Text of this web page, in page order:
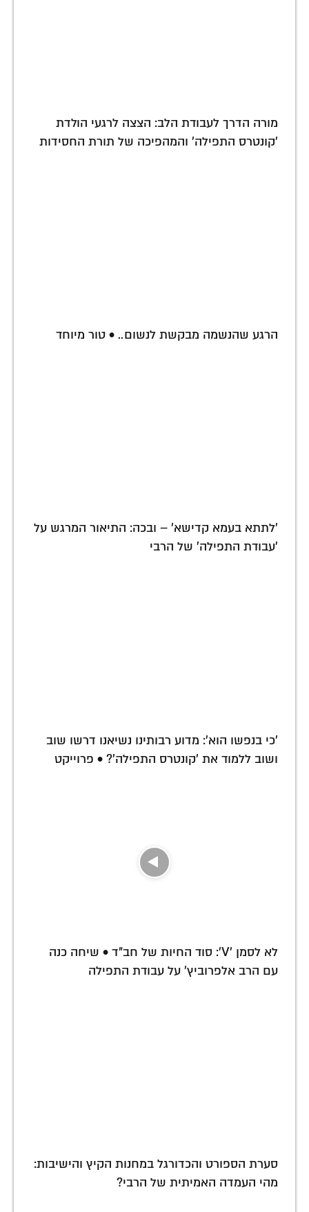
מורה הדרך לעבודת הלב: הצצה לרגעי הולדת
'קונטרס התפילה' והמהפיכה של תורת החסידות
הרגע שהנשמה מבקשת לנשום.. • טור מיוחד
'לתתא בעמא קדישא' – ובכה: התיאור המרגש על
'עבודת התפילה' של הרבי
'כי בנפשו הוא': מדוע רבותינו נשיאנו דרשו שוב
ושוב ללמוד את 'קונטרס התפילה'? • פרוייקט
לא לסמן 'V': סוד החיות של חב"ד • שיחה כנה
עם הרב אלפרוביץ' על עבודת התפילה
סערת הספורט והכדורגל במחנות הקיץ והישיבות:
מהי העמדה האמיתית של הרבי?